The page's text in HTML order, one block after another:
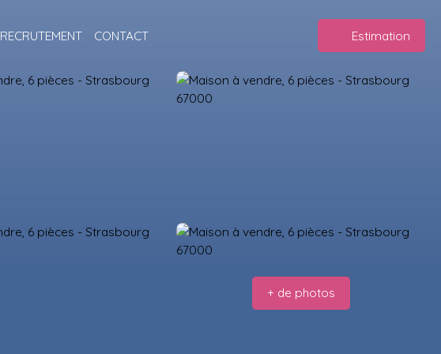
RECRUTEMENT CONTACT Estimation
+ de photos